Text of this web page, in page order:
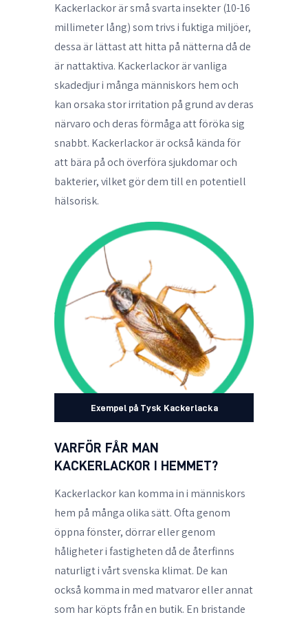
Kackerlackor är små svarta insekter (10-16
millimeter lång) som trivs i fuktiga miljöer,
dessa är lättast att hitta på nätterna då de
är nattaktiva. Kackerlackor är vanliga
skadedjur i många människors hem och
kan orsaka stor irritation på grund av deras
närvaro och deras förmåga att föröka sig
snabbt. Kackerlackor är också kända för
att bära på och överföra sjukdomar och
bakterier, vilket gör dem till en potentiell
hälsorisk.
Exempel på Tysk Kackerlacka
VARFÖR FÅR MAN
KACKERLACKOR I HEMMET?
Kackerlackor kan komma in i människors
hem på många olika sätt. Ofta genom
öppna fönster, dörrar eller genom
håligheter i fastigheten då de återfinns
naturligt i vårt svenska klimat. De kan
också komma in med matvaror eller annat
som har köpts från en butik. En bristande